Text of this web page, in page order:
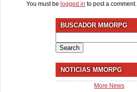
You must be logged in to post a comment.
BUSCADOR MMORPG
for:
NOTICIAS MMORPG
More News